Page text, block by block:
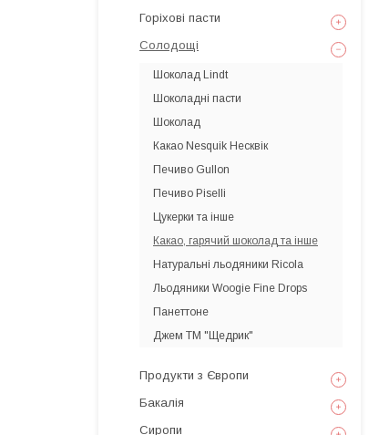
Горіхові пасти
Солодощі
Шоколад Lindt
Шоколадні пасти
Шоколад
Какао Nesquik Несквік
Печиво Gullon
Печиво Piselli
Цукерки та інше
Какао, гарячий шоколад та інше
Натуральні льодяники Ricola
Льодяники Woogie Fine Drops
Панеттоне
Джем ТМ "Щедрик"
Продукти з Європи
Бакалія
Сиропи